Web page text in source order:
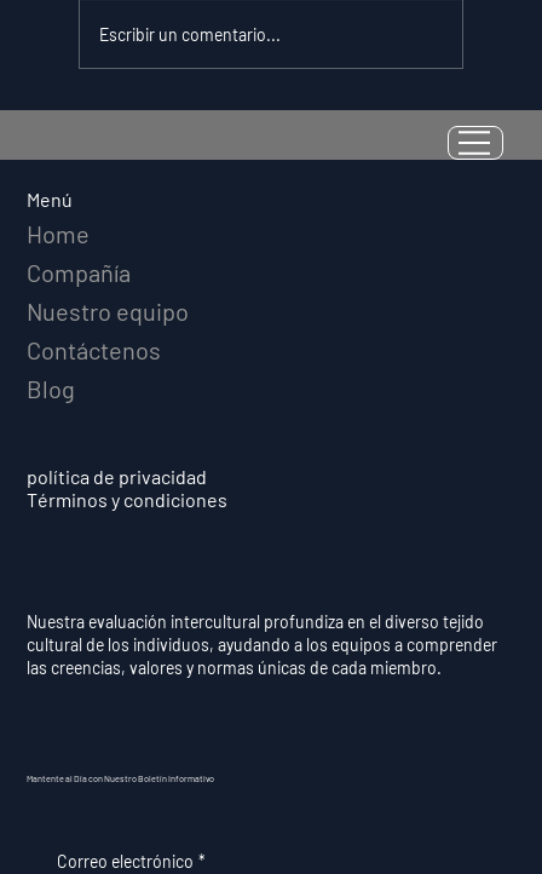
La Resiliencia como Habilidad
Medible: Por Qué el Cociente de
Escribir un comentario...
Menú
Home
Compañía
Nuestro equipo
Contáctenos
Blog
política de privacidad
Términos y condiciones
Nuestra evaluación intercultural profundiza en el diverso tejido
cultural de los individuos, ayudando a los equipos a comprender
las creencias, valores y normas únicas de cada miembro.
Mantente al Día con Nuestro Boletín Informativo
Correo electrónico *